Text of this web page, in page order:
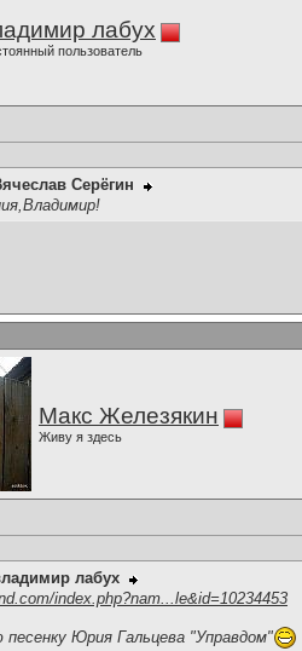
лабух
пользователь
Серёгин
Макс Железякин
Живу я здесь
лабух
index.php?nam...le&id=10234453
Юрия Гальцева "Управдом"